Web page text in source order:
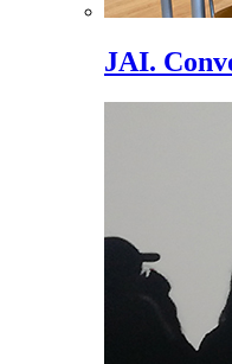
JAI.